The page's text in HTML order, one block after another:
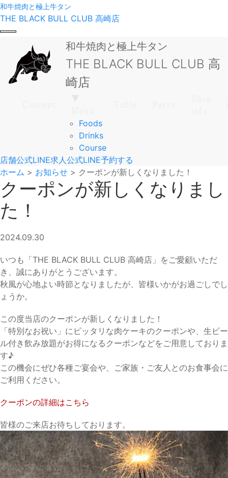
和牛焼肉と極上牛タン
THE BLACK BULL CLUB 高崎店
和牛焼肉と極上牛タン
THE BLACK BULL CLUB 高
崎店
Foods
Drinks
Course
店舗公式LINE求人公式LINE予約する
ホーム > お知らせ > クーポンが新しくなりました！
クーポンが新しくなりまし
た！
2024.09.30
いつも「THE BLACK BULL CLUB 高崎店」をご愛顧いただ
き、誠にありがとうございます。
秋風が心地よい時節となりましたが、皆様いかがお過ごしでし
ょうか。
この度当店のクーポンが新しくなりました！
「特別なお祝い」にピッタリな肉ケーキのクーポンや、生ビー
ル付き飲み放題がお得になるクーポンなどをご用意しておりま
す♪
この機会にぜひ各種ご宴会や、ご家族・ご友人とのお食事会に
ご利用ください。
クーポンの詳細はこちら
皆様のご来店お待ちしております。